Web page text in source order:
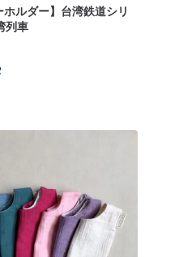
ホルダー】台湾鉄道シリ
列車